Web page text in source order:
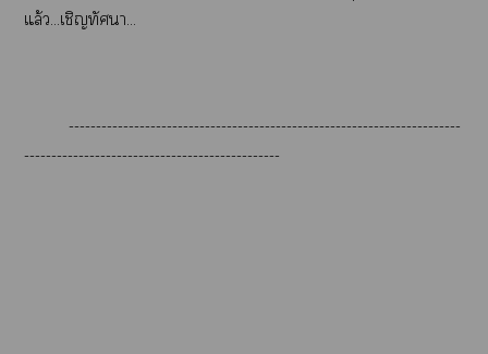
แล้ว...เชิญทัศนา...
------------------------------------------------------------------------
-----------------------------------------------